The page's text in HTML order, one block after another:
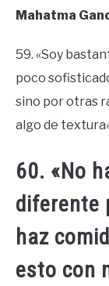
Mahatma
59. «Soy
poco
sino por otras
algo de
60. «No
diferente
haz
esto con